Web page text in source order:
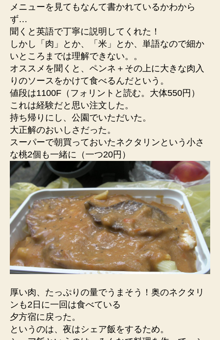
メニューを見てもなんて書かれているかわから
ず…
聞くと英語で丁寧に説明してくれた！
しかし「肉」とか、「米」とか、単語なので細か
いところまでは理解できない。。
オススメを聞くと、ペンネ＋その上に大きな肉入
りのソースをかけて食べるんだという。
値段は1100F（フォリントと読む。大体550円）
これは経験だと思い注文した。
持ち帰りにし、公園でいただいた。
大正解のおいしさだった。
スーパーで朝買っておいたネクタリンという小さ
な桃2個も一緒に（一つ20円）
厚い肉、たっぷりの量でうまそう！奥のネクタリ
ンも2日に一回は食べている
夕方宿に戻った。
というのは、夜はシェア飯をするため。